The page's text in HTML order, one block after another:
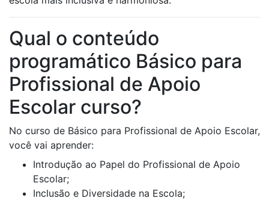
Qual o conteúdo
programático Básico para
Profissional de Apoio
Escolar curso?
No curso de Básico para Profissional de Apoio Escolar,
você vai aprender:
Introdução ao Papel do Profissional de Apoio
Escolar;
Inclusão e Diversidade na Escola;